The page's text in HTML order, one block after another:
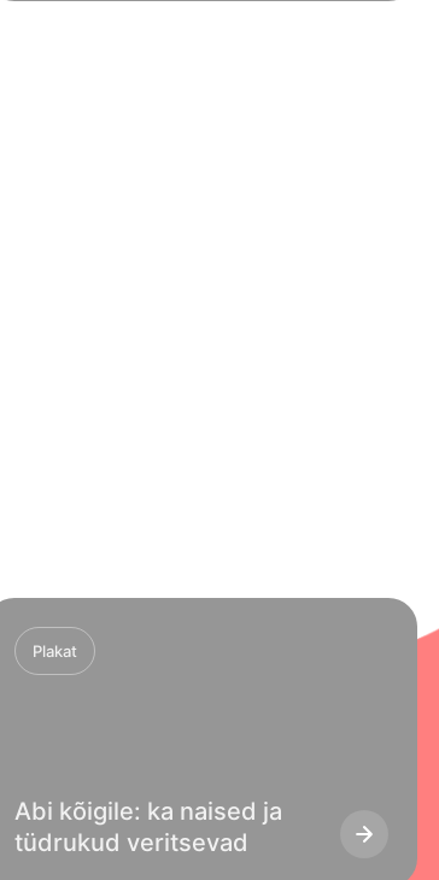
Plakat
Abi kõigile: ka naised ja
tüdrukud veritsevad